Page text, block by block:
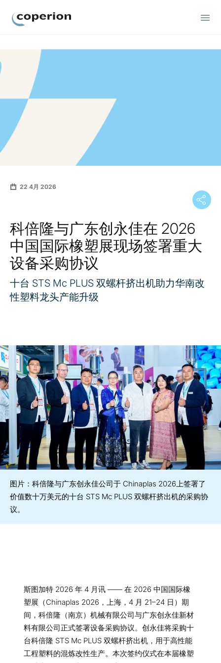
22 4月 2026
科倍隆与广东创永佳在 2026
中国国际橡塑展现场签署重大
设备采购协议
十台 STS Mc PLUS 双螺杆挤出机助力华南改
性塑料龙头产能升级
图片：科倍隆与广东创永佳公司于 Chinaplas 2026上签署了
价值数十万美元的十台 STS Mc PLUS 双螺杆挤出机的采购协
议。
斯图加特 2026 年 4 月讯 —— 在 2026 中国国际橡
塑展（Chinaplas 2026，上海，4 月 21–24 日）期
间，科倍隆（南京）机械有限公司与广东创永佳新材
料有限公司正式签署设备采购协议。创永佳将采购十
台科倍隆 STS Mc PLUS 双螺杆挤出机，用于高性能
工程塑料的混炼改性生产。本次签约仪式在本届橡塑